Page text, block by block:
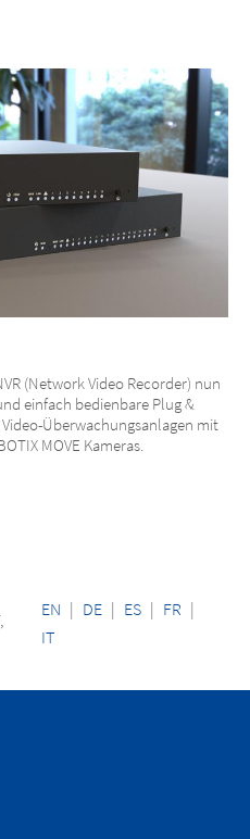
(Network Video Recorder) nun
einfach bedienbare Plug &
Überwachungsanlagen mit
MOVE Kameras.
EN | DE | ES | FR |
IT